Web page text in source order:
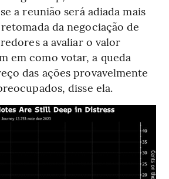
a reunião será adiada mais
da negociação de
a avaliar o valor
em como votar, a queda
das ações provavelmente
disse ela.